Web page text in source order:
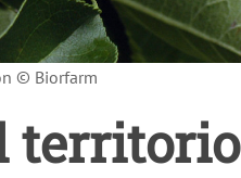
© Biorfarm
territorio